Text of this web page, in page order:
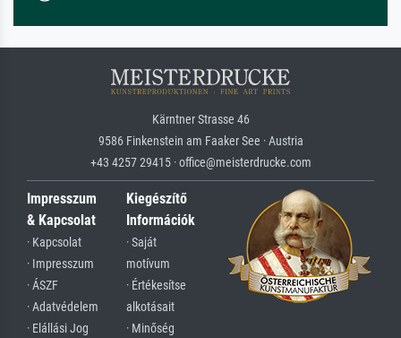
Kärntner Strasse 46
9586 Finkenstein am Faaker See · Austria
+43 4257 29415 · office@meisterdrucke.com
Impresszum
& Kapcsolat
· Kapcsolat
· Impresszum
· ÁSZF
· Adatvédelem
· Elállási Jog
Kiegészítő
Információk
· Saját
motívum
· Értékesítse
alkotásait
· Minőség